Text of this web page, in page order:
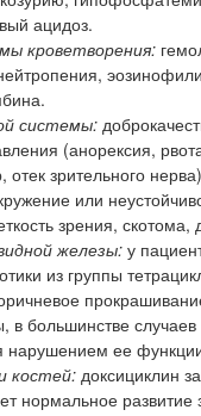
ацидоз.
кроветворения:
системы:
(анорексия,
зрительного
или
зрения, скотома,
железы: у
из группы
в большинстве случаев
ее
костей: доксициклин
нормальное развитие